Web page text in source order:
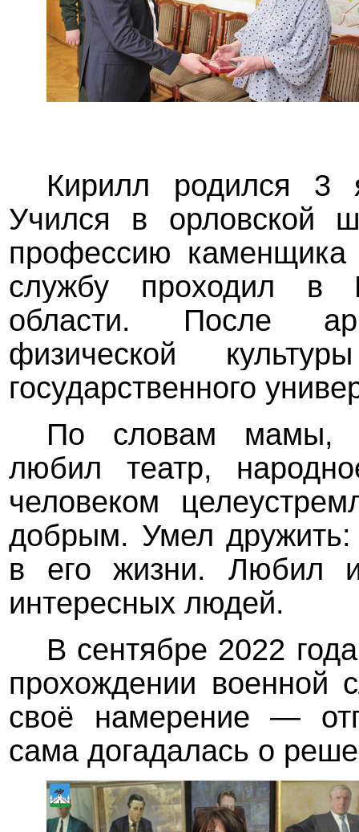
Кирилл родился 3
Учился в орловской
профессию
службу проходил в
области. После
физической
государственного
По словам мамы,
любил театр,
человеком
добрым. Умел
в его жизни. Любил
интересных людей.
В сентябре 2022
прохождении военной
своё намерение —
сама догадалась о